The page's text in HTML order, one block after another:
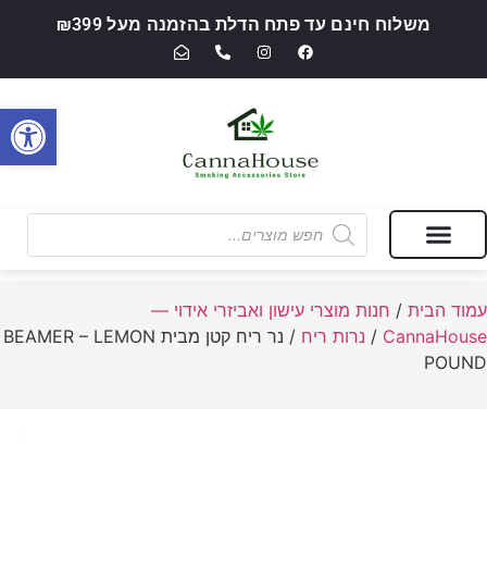
משלוח חינם עד פתח הדלת בהזמנה מעל ₪399
עמוד הבית / חנות מוצרי עישון ואביזרי אידוי —
CannaHouse
/ נרות ריח
/ נר ריח קטן מבית BEAMER – LEMON
POUND
פתח